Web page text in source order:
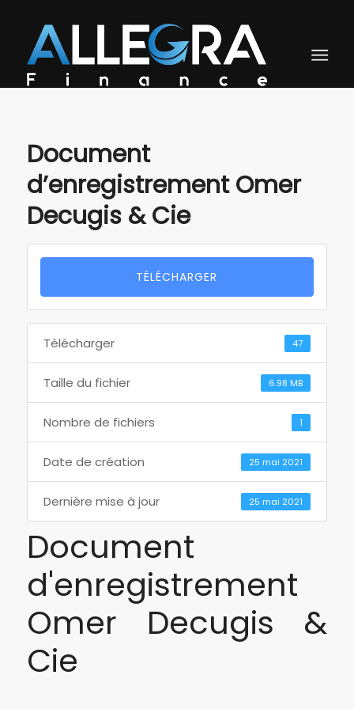
Document
d’enregistrement Omer
Decugis & Cie
TÉLÉCHARGER
Télécharger 47
Taille du fichier 6.98 MB
Nombre de fichiers 1
Date de création 25 mai 2021
Dernière mise à jour 25 mai 2021
Document
d'enregistrement
Omer Decugis &
Cie